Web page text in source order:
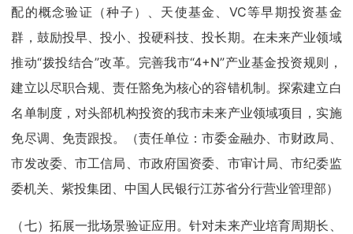
配的概念验证（种子）、天使基金、VC等早期投资基金
群，鼓励投早、投小、投硬科技、投长期。在未来产业领域
推动“拨投结合”改革。完善我市“4+N”产业基金投资规则，
建立以尽职合规、责任豁免为核心的容错机制。探索建立白
名单制度，对头部机构投资的我市未来产业领域项目，实施
免尽调、免责跟投。（责任单位：市委金融办、市财政局、
市发改委、市工信局、市政府国资委、市审计局、市纪委监
委机关、紫投集团、中国人民银行江苏省分行营业管理部）
（七）拓展一批场景验证应用。针对未来产业培育周期长、